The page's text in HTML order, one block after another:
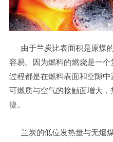
由于兰炭比表面积是原煤
容易。因为燃料的燃烧是一
过程都是在燃料表面和空隙
可燃质与空气的接触面增大
捷。
兰炭的低位发热量与无烟